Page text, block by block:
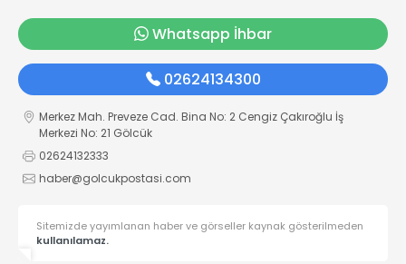
Whatsapp İhbar
02624134300
Merkez Mah. Preveze Cad. Bina No: 2 Cengiz Çakıroğlu İş
Merkezi No: 21 Gölcük
02624132333
haber@golcukpostasi.com
Sitemizde yayımlanan haber ve görseller kaynak gösterilmeden
kullanılamaz.